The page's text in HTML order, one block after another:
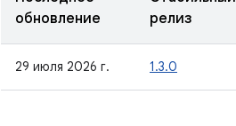
обновление
релиз
29 июля 2026 г. 1.3.0